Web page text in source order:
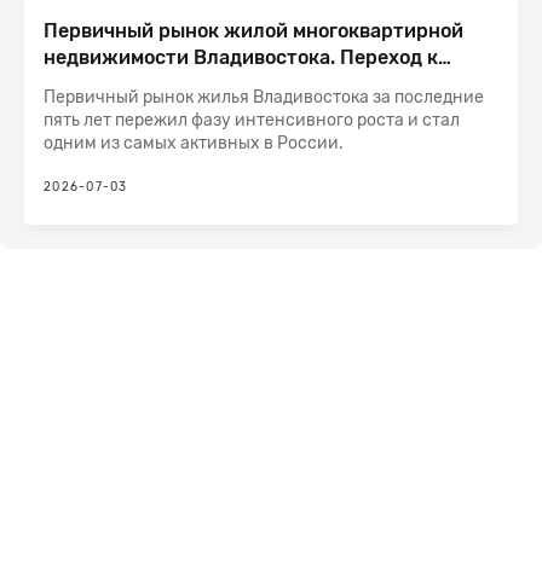
Первичный рынок жилой многоквартирной
недвижимости Владивостока. Переход к
стадии насыщения после рекордного роста
Первичный рынок жилья Владивостока за последние
пять лет пережил фазу интенсивного роста и стал
одним из самых активных в России.
2026-07-03